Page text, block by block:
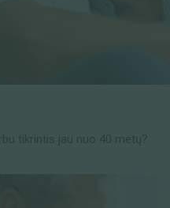
tikrintis jau nuo 40 metų?